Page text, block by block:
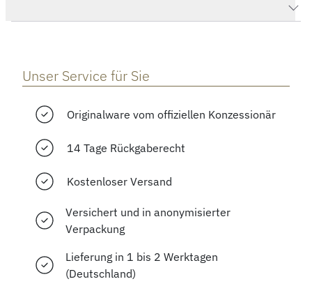
Unser Service für Sie
Originalware vom offiziellen Konzessionär
14 Tage Rückgaberecht
Kostenloser Versand
Versichert und in anonymisierter
Verpackung
Lieferung in 1 bis 2 Werktagen
(Deutschland)